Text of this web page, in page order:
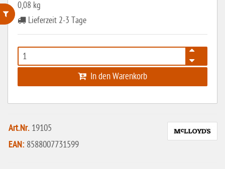
ohne Weizenstärke
laktosefrei
ohne Haselnüsse
Bio
0,08 kg
Lieferzeit 2-3 Tage
In den Warenkorb
Art.Nr. 19105
EAN: 8588007731599